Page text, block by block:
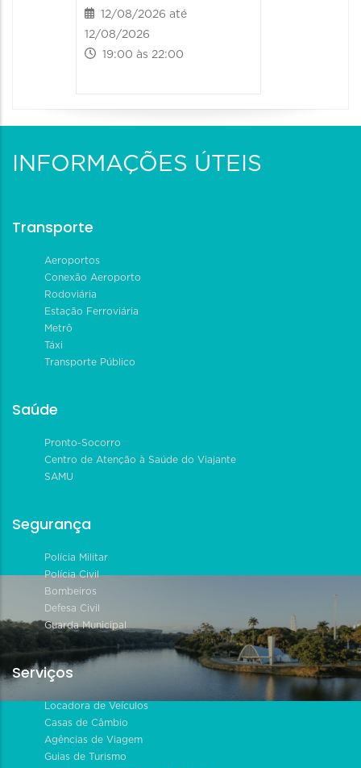
12/08/2026 até
12/08/2026
19:00 às 22:00
INFORMAÇÕES ÚTEIS
Transporte
Aeroportos
Conexão Aeroporto
Rodoviária
Estação Ferroviária
Metrô
Táxi
Transporte Público
Saúde
Pronto-Socorro
Centro de Atenção à Saúde do Viajante
SAMU
Segurança
Polícia Militar
Polícia Civil
Bombeiros
Defesa Civil
Guarda Municipal
Serviços
Locadora de Veículos
Casas de Câmbio
Agências de Viagem
Guias de Turismo